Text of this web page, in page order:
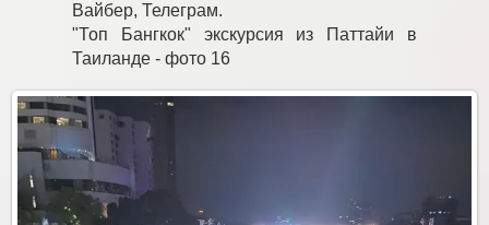
Вайбер, Телеграм.
"Топ Бангкок" экскурсия из Паттайи в
Таиланде - фото 16